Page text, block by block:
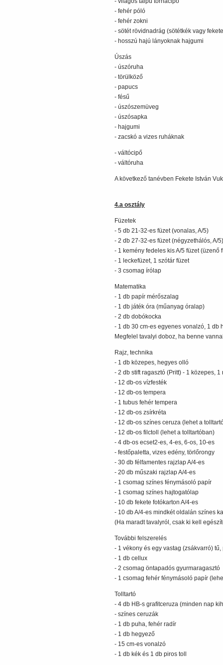
- fehér póló
- fehér zokni
- sötét rövidnadrág (sötétkék vagy
- hosszú hajú lányoknak hajgumi
Úszás
- úszóruha
- törülköző
- papucs
- fésű
- úszószemüveg
- úszósapka
- hajgumi
- zacskó a vizes ruháknak
- váltócipő
- váltóruha
A következő tanévben Fekete István
4.a osztály
Füzetek
- 5 db 21-32-es füzet (vonalas, A/5)
- 2 db 27-32-es füzet (négyzethálós, A/5)
- 1 kemény fedeles kis A/5 füzet
- 1 leckefüzet, 1 szótár füzet
- 3 csomag írólap
Matematika
- 1 db papír mérőszalag
- 1 db játék óra (műanyag óralap)
- 2 db dobókocka
- 1 db 30 cm-es egyenes vonalzó, 1 db
Megfelel tavalyi doboz, ha benne
Rajz, technika
- 1 db közepes, hegyes olló
- 2 db stift ragasztó (Pritt) - 1 közepes,
- 12 db-os vízfesték
- 12 db-os tempera
- 1 tubus fehér tempera
- 12 db-os zsírkréta
- 12 db-os színes ceruza (lehet a
- 12 db-os filctoll (lehet a tolltartóban)
- 4 db-os ecset2-es, 4-es, 6-os, 10-es
- festőpaletta, vizes edény, törlőrongy
- 30 db félfamentes rajzlap A/4-es
- 20 db műszaki rajzlap A/4-es
- 1 csomag színes fénymásoló papír
- 1 csomag színes hajtogatólap
- 10 db fekete fotókarton A/4-es
- 10 db A/4-es mindkét oldalán színes
(Ha maradt tavalyról, csak ki kell
További felszerelés
- 1 vékony és egy vastag (zsákvarró)
- 1 db cellux
- 2 csomag öntapadós gyurmaragasztó
- 1 csomag fehér fénymásoló papír
Tolltartó
- 4 db HB-s grafitceruza (minden nap
- színes ceruzák
- 1 db puha, fehér radír
- 1 db hegyező
- 15 cm-es vonalzó
- 1 db kék és 1 db piros toll